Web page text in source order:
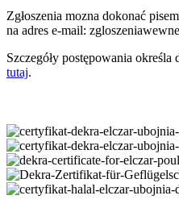
Zgłoszenia mozna dokonać
na adres e-mail:
Szczegóły postępowania
tutaj.